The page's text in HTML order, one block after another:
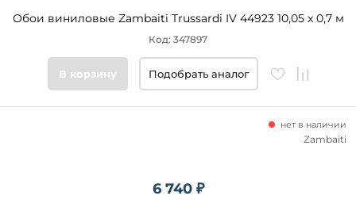
Обои виниловые Zambaiti Trussardi IV 44923 10,05 x 0,7 м
Код: 347897
В корзину Подобрать аналог
6 740 ₽
нет в наличии
Zambaiti